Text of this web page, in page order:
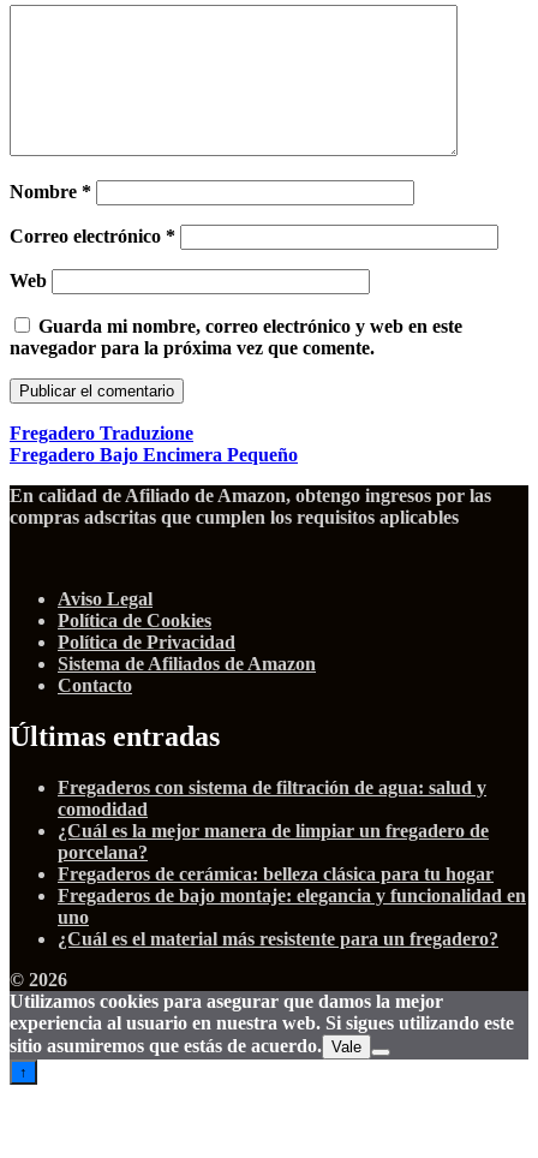
Nombre *
Correo electrónico *
Web
Guarda mi nombre, correo electrónico y web en este
navegador para la próxima vez que comente.
Fregadero Traduzione
Fregadero Bajo Encimera Pequeño
En calidad de Afiliado de Amazon, obtengo ingresos por las
compras adscritas que cumplen los requisitos aplicables
Aviso Legal
Política de Cookies
Política de Privacidad
Sistema de Afiliados de Amazon
Contacto
Últimas entradas
Fregaderos con sistema de filtración de agua: salud y
comodidad
¿Cuál es la mejor manera de limpiar un fregadero de
porcelana?
Fregaderos de cerámica: belleza clásica para tu hogar
Fregaderos de bajo montaje: elegancia y funcionalidad en
uno
¿Cuál es el material más resistente para un fregadero?
© 2026
Utilizamos cookies para asegurar que damos la mejor
experiencia al usuario en nuestra web. Si sigues utilizando este
sitio asumiremos que estás de acuerdo. Vale
↑